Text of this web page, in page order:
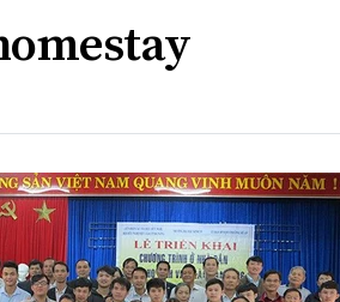
Tài chính - Ngân hàng
Xu hướng thị trường
Tiêu dùng và dư luận
Công nghệ